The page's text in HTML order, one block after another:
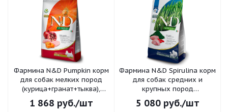
Фармина N&D Pumpkin корм
для собак мелких пород
(курица+гранат+тыква),
пакет 800гр
1 868 руб./шт
Фармина N&D Spirulina корм
для собак средних и
крупных пород
(ягненок+спирулина), пакет
2кг
5 080руб./шт